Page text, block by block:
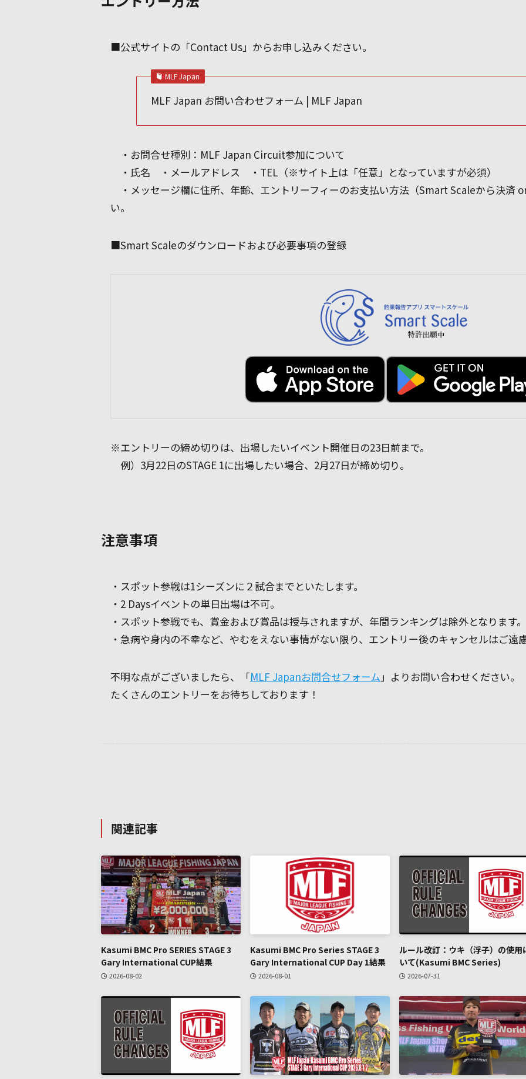
■公式サイトの「Contact Us」からお申し込みください。
MLF Japan
MLF Japan お問い合わせフォーム | MLF Japan
・お問合せ種別：MLF Japan Circuit参加について
・氏名 ・メールアドレス ・TEL（※サイト上は「任意」となっていますが必須）
・メッセージ欄に住所、年齢、エントリーフィーのお支払い方法（Smart Scaleから決済
い。
■Smart Scaleのダウンロードおよび必要事項の登録
※エントリーの締め切りは、出場したいイベント開催日の23日前まで。
例）3月22日のSTAGE 1に出場したい場合、2月27日が締め切り。
注意事項
・スポット参戦は1シーズンに２試合までといたします。
・2 Daysイベントの単日出場は不可。
・スポット参戦でも、賞金および賞品は授与されますが、年間ランキングは除外となります。
・急病や身内の不幸など、やむをえない事情がない限り、エントリー後のキャンセルはご遠
不明な点がございましたら、「MLF Japanお問合せフォーム 」よりお問い合わせください。
たくさんのエントリーをお待ちしております！
関連記事
Kasumi BMC Pro SERIES STAGE 3
Gary International CUP結果
2026-08-02
Kasumi BMC Pro Series STAGE 3
Gary International CUP Day 1結果
2026-08-01
ルール改訂：ウキ（浮子）の使用
いて(Kasumi BMC Series)
2026-07-31